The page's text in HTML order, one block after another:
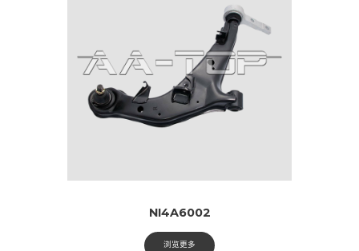
NI4A6002
浏览更多